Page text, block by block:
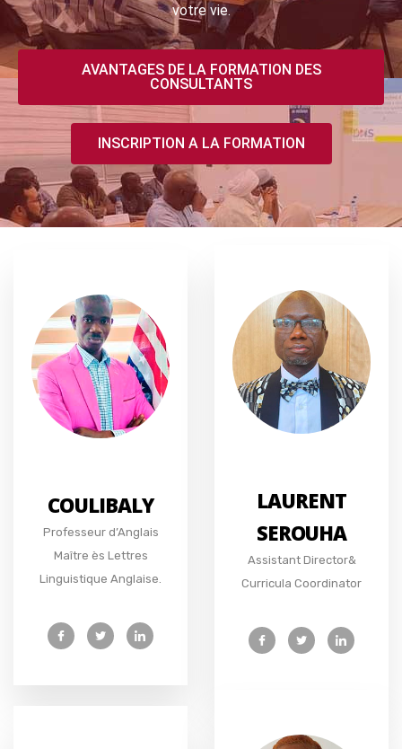
votre vie.
AVANTAGES DE LA FORMATION DES
CONSULTANTS
INSCRIPTION A LA FORMATION
COULIBALY
Professeur d’Anglais
Maître ès Lettres
Linguistique Anglaise.
LAURENT
SEROUHA
Assistant Director&
Curricula Coordinator